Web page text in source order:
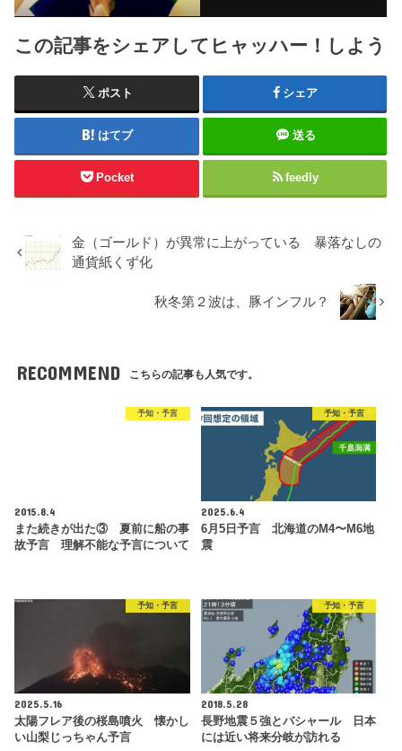
この記事をシェアしてヒャッハー！しよう
ポスト シェア
はてブ 送る
Pocket feedly
金（ゴールド）が異常に上がっている 暴落なしの
通貨紙くず化
秋冬第２波は、豚インフル？
RECOMMEND こちらの記事も人気です。
予知・予言
2015.8.4
また続きが出た③ 夏前に船の事
故予言 理解不能な予言について
予知・予言
2025.6.4
6月5日予言 北海道のM4〜M6地
震
予知・予言
2025.5.16
太陽フレア後の桜島噴火 懐かし
い山梨じっちゃん予言
予知・予言
2018.5.28
長野地震５強とバシャール 日本
には近い将来分岐が訪れる